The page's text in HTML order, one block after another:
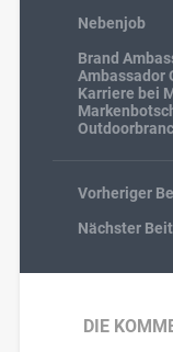
Nebenjob
Brand
Ambassador
Karriere bei
Vorheriger
Nächster
DIE